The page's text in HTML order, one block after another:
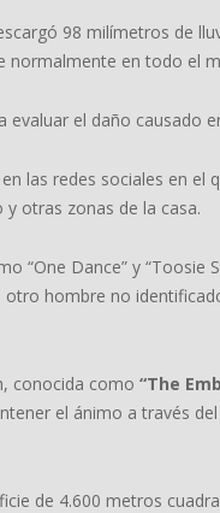
98 milímetros de
normalmente en todo el
el daño causado
las redes sociales en el
otras zonas de la casa.
“One Dance” y “Toosie
hombre no
conocida como “The
el ánimo a través
de 4.600 metros